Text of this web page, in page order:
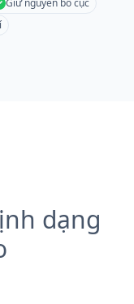
Giữ nguyên bố cục
dạng